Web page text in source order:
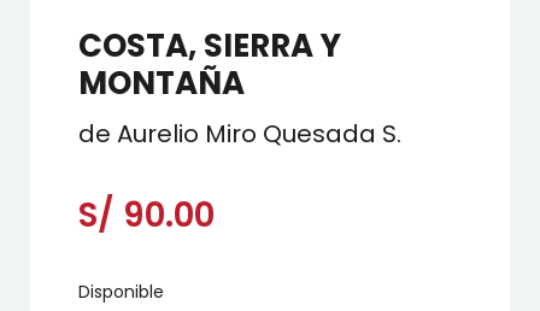
COSTA, SIERRA Y
MONTAÑA
de Aurelio Miro Quesada S.
S/ 90.00
Disponible